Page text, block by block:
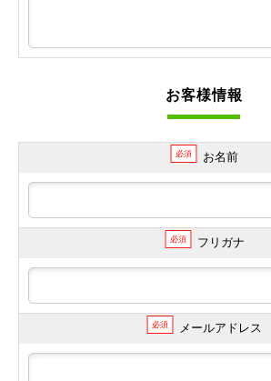
お客様情報
必須 お名前
必須 フリガナ
必須 メールアドレス